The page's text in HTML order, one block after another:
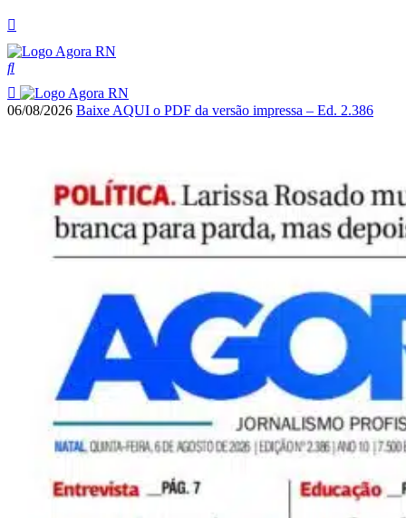
06/08/2026 Baixe AQUI o PDF da versão impressa – Ed. 2.386